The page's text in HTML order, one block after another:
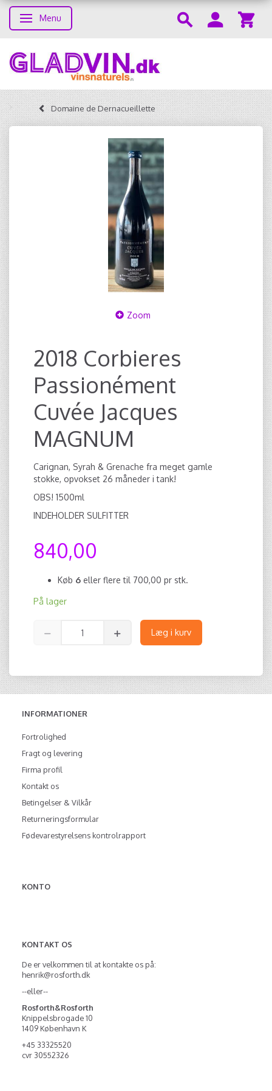
Skifte navigation
Menu
Domaine de Dernacueillette
Zoom
2018 Corbieres
Passionément
Cuvée Jacques
MAGNUM
Carignan, Syrah & Grenache fra meget gamle
stokke, opvokset 26 måneder i tank!
OBS! 1500ml
INDEHOLDER SULFITTER
840,00
Køb 6 eller flere til 700,00 pr stk.
På lager
Læg i kurv
INFORMATIONER
Fortrolighed
Fragt og levering
Firma profil
Kontakt os
Betingelser & Vilkår
Returneringsformular
Fødevarestyrelsens kontrolrapport
KONTO
KONTAKT OS
De er velkommen til at kontakte os på:
henrik@rosforth.dk
--eller--
Rosforth&Rosforth
Knippelsbrogade 10
1409 København K
+45 33325520
cvr 30552326